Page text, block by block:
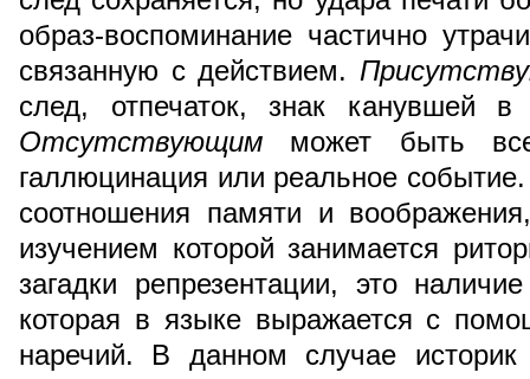
образ-воспоминание частично
связанную с действием.
след, отпечаток, знак канувшей
Отсутствующим может быть
галлюцинация или реальное
соотношения памяти и
изучением которой занимается
загадки репрезентации, это
которая в языке выражается с
наречий. В данном случае